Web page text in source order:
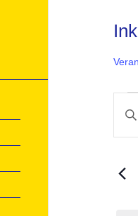
für
Mai
Bitte
nach